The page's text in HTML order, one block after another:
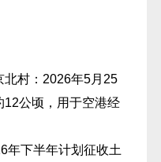
北村：2026年5月25
12公顷，用于空港经
年下半年计划征收土